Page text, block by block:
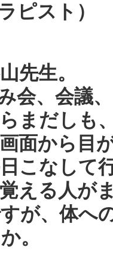
ピスト）
先生。
会、会議
まだしも
面から目
こなして
える人が
が、体へ
。